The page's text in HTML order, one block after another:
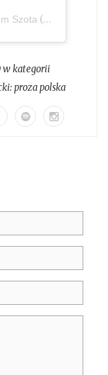
Szota (@zdaniem_szota)
w kategorii
proza polska